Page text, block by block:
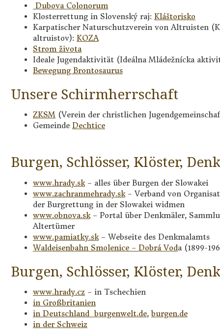
Dubova Colonorum
Klosterrettung in Slovenský raj: Kláštorisko
Karpatischer Naturschutzverein von Altruisten
altruistov): KOZA
Strom života
Ideale Jugendaktivität (Ideálna Mládežnícka
Bewegung Brontosaurus
Unsere Schirmherrschaft
ZKSM (Verein der christlichen
Gemeinde Dechtice
Burgen, Schlösser, Klöster,
www.hrady.sk– alles über Burgen der Slowakei
www.zachranmehrady.sk– Verband von
der Burgrettung in der Slowakei widmen
www.obnova.sk– Portal über Denkmäler,
Altertümer
www.pamiatky.sk– Webseite des Denkmalamts
Waldeisenbahn Smolenice – Dobrá Voda (1899-
Burgen, Schlösser, Klöster,
www.hrady.cz – in Tschechien
in Großbritanien
in Deutschland burgenwelt.de,burgen.de
in der Schweiz